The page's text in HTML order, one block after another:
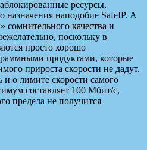
ресурсы,
назначения наподобие SafeIP. А
сомнительного качества и
поскольку в
просто хорошо
продуктами, которые
прироста скорости не дадут.
о лимите скорости самого
составляет 100 Мбит/с,
предела не получится